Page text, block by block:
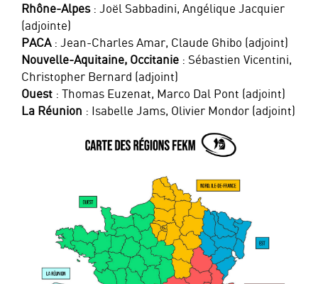
Rhône-Alpes: Joël Sabbadini, Angélique Jacquier
(adjointe)
PACA: Jean-Charles Amar, Claude Ghibo (adjoint)
Nouvelle-Aquitaine, Occitanie : Sébastien Vicentini,
Christopher Bernard (adjoint)
Ouest : Thomas Euzenat, Marco Dal Pont (adjoint)
La Réunion : Isabelle Jams, Olivier Mondor (adjoint)